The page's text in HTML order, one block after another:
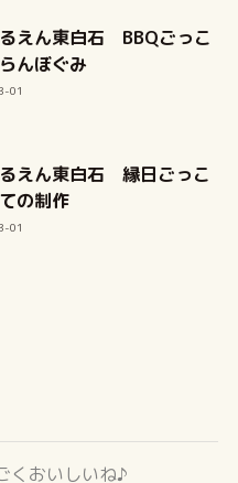
えん東白石 BBQごっこ
んぼぐみ
01
えん東白石 縁日ごっこ
の制作
01
くおいしいね♪